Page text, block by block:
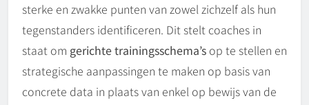
sterke en zwakke punten van zowel zichzelf als hun
tegenstanders identificeren. Dit stelt coaches in
staat om gerichte trainingsschema’s op te stellen en
strategische aanpassingen te maken op basis van
concrete data in plaats van enkel op bewijs van de